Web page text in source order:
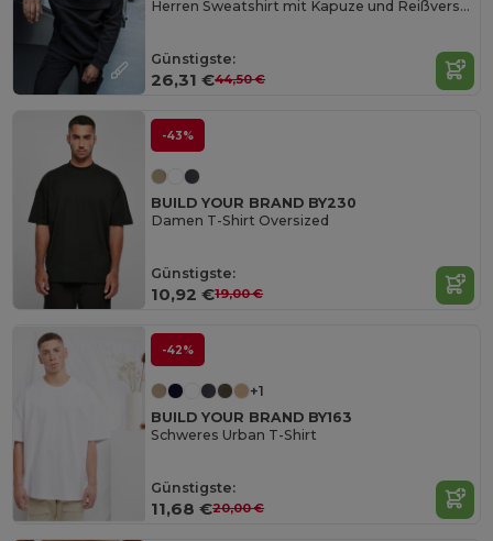
Herren Sweatshirt mit Kapuze und Reißverschlusskragen
Günstigste:
26,31 €44,50 €
-43%
BUILD YOUR BRAND BY230
Damen T-Shirt Oversized
Günstigste:
10,92 €19,00 €
-42%
+1
BUILD YOUR BRAND BY163
Schweres Urban T-Shirt
Günstigste:
11,68 €20,00 €